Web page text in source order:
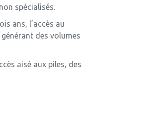
spécialisés.
ans, l’accès au
des volumes
aisé aux piles, des